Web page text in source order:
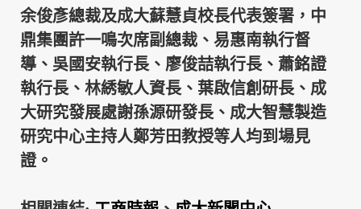
余俊彥總裁及成大蘇慧貞校長代表簽署，中
鼎集團許一鳴次席副總裁、易惠南執行督
導、吳國安執行長、廖俊喆執行長、蕭銘證
執行長、林綉敏人資長、葉啟信創研長、成
大研究發展處謝孫源研發長、成大智慧製造
研究中心主持人鄭芳田教授等人均到場見
證。